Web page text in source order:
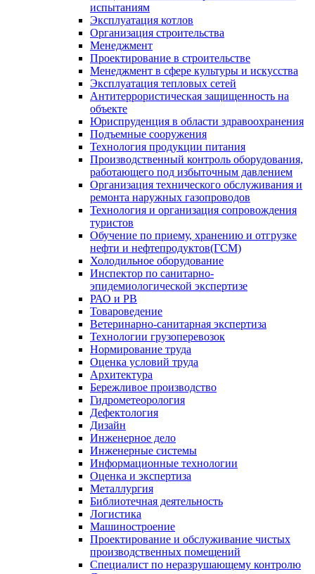
испытаниям
Эксплуатация котлов
Организация строительства
Менеджмент
Проектирование в строительстве
Менеджмент в сфере культуры и искусства
Эксплуатация тепловых сетей
Антитеррористическая защищенность на
объекте
Юриспруденция в области здравоохранения
Подъемные сооружения
Технология продукции питания
Производственный контроль оборудования,
работающего под избыточным давлением
Организация технического обслуживания и
ремонта наружных газопроводов
Технология и организация сопровождения
туристов
Обучение по приему, хранению и отгрузке
нефти и нефтепродуктов(ГСМ)
Холодильное оборудование
Инспектор по санитарно-
эпидемиологической экспертизе
РАО и РВ
Товароведение
Ветеринарно-санитарная экспертиза
Технологии грузоперевозок
Нормирование труда
Оценка условий труда
Архитектура
Бережливое производство
Гидрометеорология
Дефектология
Дизайн
Инженерное дело
Инженерные системы
Информационные технологии
Оценка и экспертиза
Металлургия
Библиотечная деятельность
Логистика
Машиностроение
Проектирование и обслуживание чистых
производственных помещений
Специалист по неразрушающему контролю